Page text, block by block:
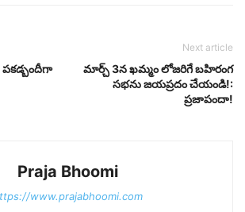
పకడ్బందీగా
Next article
మార్చ్ 3న ఖమ్మం లోజరిగే బహిరంగ
సభను జయప్రదం చేయండి!:
ప్రజాపందా!
Praja Bhoomi
www.prajabhoomi.com